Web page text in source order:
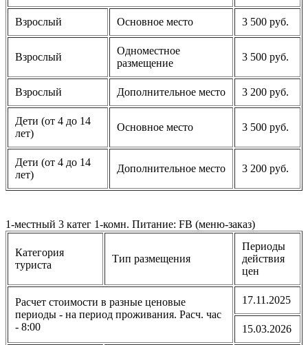
Взрослый Основное место 3 500 руб.
Взрослый
Одноместное
размещение
3 500 руб.
Взрослый Дополнительное место 3 200 руб.
Дети (от 4 до 14
лет)
Основное место 3 500 руб.
Дети (от 4 до 14
лет)
Дополнительное место 3 200 руб.
1-местный 3 катег 1-комн. Питание: FB (меню-заказ)
Категория
туриста
Тип размещения
Периоды
действия
цен
Расчет стоимости в разные ценовые
периоды - на период проживания. Расч. час
- 8:00
17.11.2025
15.03.2026